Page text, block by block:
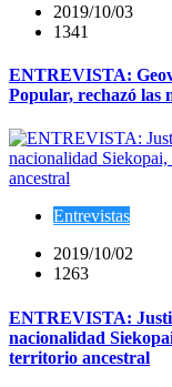
2019/10/03
1341
ENTREVISTA:
Popular, rechazó las
Entrevistas
2019/10/02
1263
ENTREVISTA:
nacionalidad
territorio ancestral